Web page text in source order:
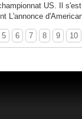
US. Il
L'annonce
5 6 7 8 9 10